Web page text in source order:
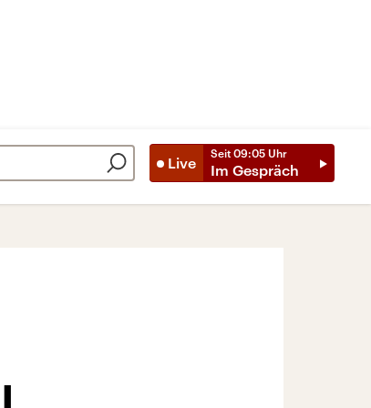
Live
Seit 09:05 Uhr
Im Gespräch